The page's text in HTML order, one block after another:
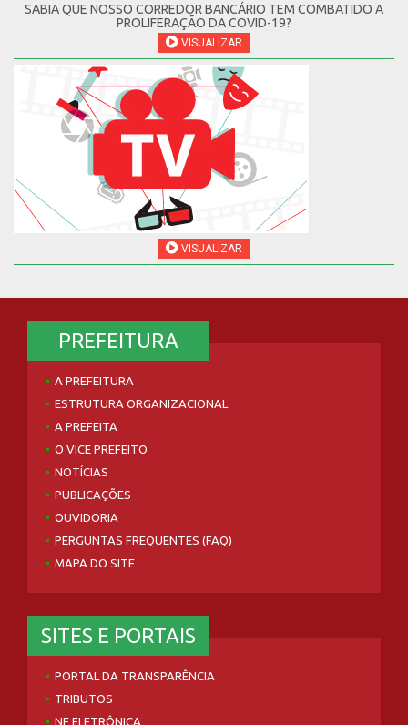
SABIA QUE NOSSO CORREDOR BANCÁRIO TEM COMBATIDO A
PROLIFERAÇÃO DA COVID-19?
VISUALIZAR
VISUALIZAR
PREFEITURA
A PREFEITURA
ESTRUTURA ORGANIZACIONAL
A PREFEITA
O VICE PREFEITO
NOTÍCIAS
PUBLICAÇÕES
OUVIDORIA
PERGUNTAS FREQUENTES (FAQ)
MAPA DO SITE
SITES E PORTAIS
PORTAL DA TRANSPARÊNCIA
TRIBUTOS
NF ELETRÔNICA